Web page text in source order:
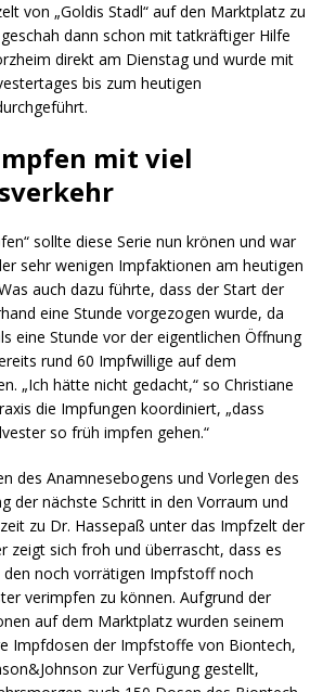
von „Goldis Stadl“ auf den Marktplatz zu
dann schon mit tatkräftiger Hilfe
direkt am Dienstag und wurde mit
bis zum heutigen
mit viel
sollte diese Serie nun krönen und war
sehr wenigen Impfaktionen am heutigen
auch dazu führte, dass der Start der
eine Stunde vorgezogen wurde, da
eine Stunde vor der eigentlichen Öffnung
rund 60 Impfwillige auf dem
„Ich hätte nicht gedacht,“ so Christiane
die Impfungen koordiniert, „dass
so früh impfen gehen.“
des Anamnesebogens und Vorlegen des
der nächste Schritt in den Vorraum und
zu Dr. Hassepaß unter das Impfzelt der
zeigt sich froh und überrascht, dass es
noch vorrätigen Impfstoff noch
verimpfen zu können. Aufgrund der
auf dem Marktplatz wurden seinem
Impfdosen der Impfstoffe von Biontech,
zur Verfügung gestellt,